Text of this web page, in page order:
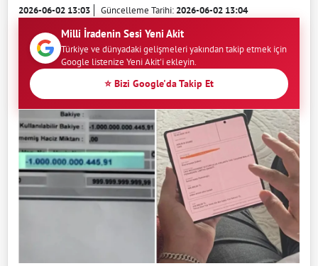
2026-06-02 13:03 Güncelleme Tarihi:2026-06-02 13:04
Milli İradenin Sesi Yeni Akit
Türkiye ve dünyadaki gelişmeleri yakından takip etmek için
Google listenize Yeni Akit'i ekleyin.
⭐ Bizi Google'da Takip Et